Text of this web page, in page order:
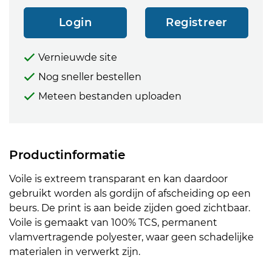
Productinformatie
Voile is extreem transparant en kan daardoor
gebruikt worden als gordijn of afscheiding op een
beurs. De print is aan beide zijden goed zichtbaar.
Voile is gemaakt van 100% TCS, permanent
vlamvertragende polyester, waar geen schadelijke
materialen in verwerkt zijn.
Login Registreer
Vernieuwde site
Nog sneller bestellen
Meteen bestanden uploaden